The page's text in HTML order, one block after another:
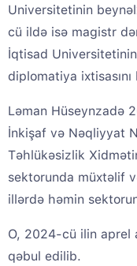
Universitetinin
cü ildə isə magistr
İqtisad
diplomatiya
Ləman Hüseynzadə
İnkişaf və Nəqliyyat
Təhlükəsizlik
sektorunda müxtəlif
illərdə həmin
O, 2024-cü ilin aprel
qəbul edilib.